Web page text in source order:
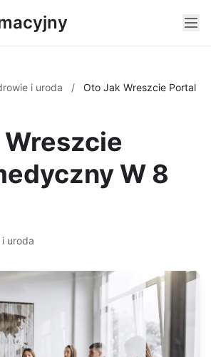
i uroda /
Oto Jak Wreszcie Portal
W 8
uroda